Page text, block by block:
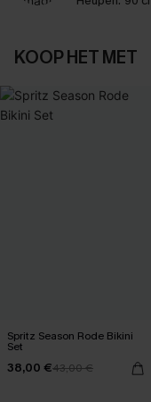
KOOP HET MET
Spritz Season Rode Bikini
Set
38,00 €43,00 €